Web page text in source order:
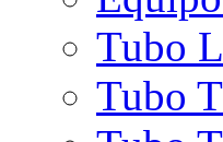
Tubo
Tubo